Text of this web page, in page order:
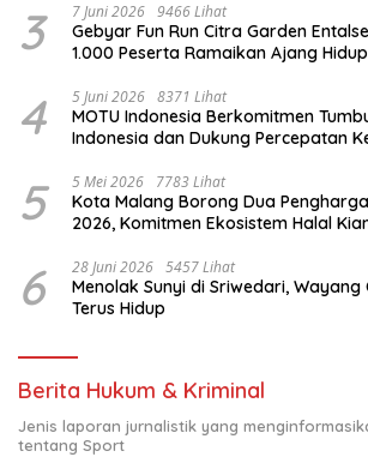
3 7 Juni 2026 9466 Lihat
Gebyar Fun Run Citra Garden
1.000 Peserta Ramaikan Ajang
4 5 Juni 2026 8371 Lihat
MOTU Indonesia Berkomitmen
Indonesia dan Dukung Percepatan
5 5 Mei 2026 7783 Lihat
Kota Malang Borong Dua
2026, Komitmen Ekosistem Halal
6 28 Juni 2026 5457 Lihat
Menolak Sunyi di Sriwedari, Wayang
Terus Hidup
Berita Hukum & Kriminal
Jenis laporan jurnalistik yang
tentang Sport